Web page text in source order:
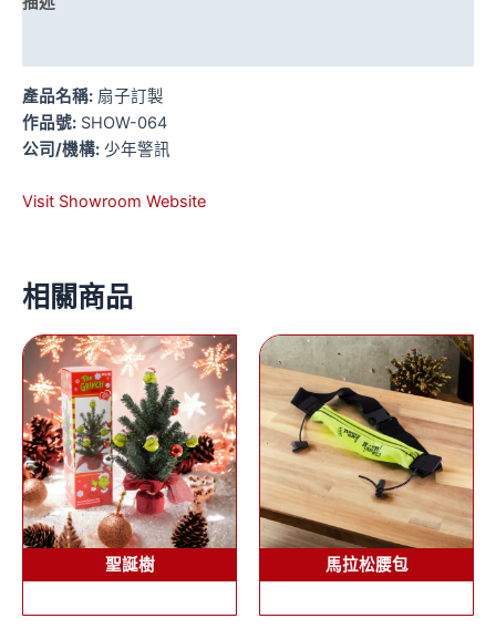
產品名稱: 扇子訂製
作品號: SHOW-064
公司/機構: 少年警訊
Visit Showroom Website
相關商品
聖誕樹 馬拉松腰包